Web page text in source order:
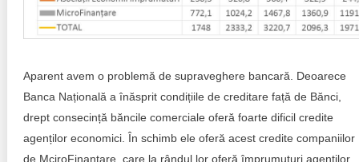
Aparent avem o problemă de supraveghere bancară. Deoarece
Banca Națională a înăsprit condițiile de creditare față de Bănci,
drept consecință băncile comerciale oferă foarte dificil credite
agenților economici. În schimb ele oferă acest credite companiilor
de MciroFinanțare, care la rândul lor oferă împrumuturi agenților